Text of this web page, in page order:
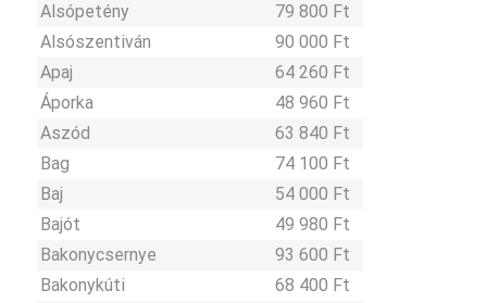
Alsópetény
79 800 Ft
Alsószentiván
90 000 Ft
Apaj
64 260 Ft
Áporka
48 960 Ft
Aszód
63 840 Ft
Bag
74 100 Ft
Baj
54 000 Ft
Bajót
49 980 Ft
Bakonycsernye
93 600 Ft
Bakonykúti
68 400 Ft